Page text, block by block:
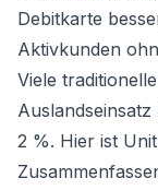
Debitkarte
Aktivkunden
Viele
2 %. Hier ist